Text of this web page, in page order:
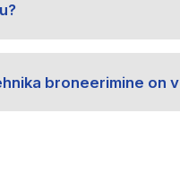
broneerimine on